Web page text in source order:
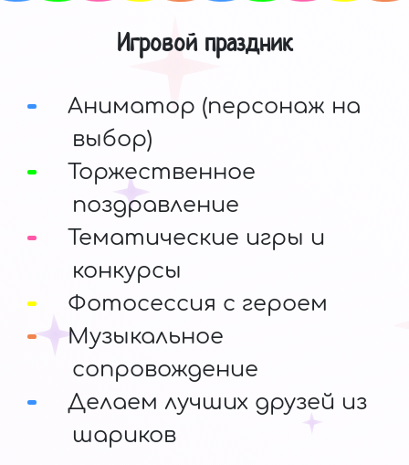
Игровой праздник
Аниматор (персонаж на
выбор)
Торжественное
поздравление
Тематические игры и
конкурсы
Фотосессия с героем
Музыкальное
сопровождение
Делаем лучших друзей из
шариков